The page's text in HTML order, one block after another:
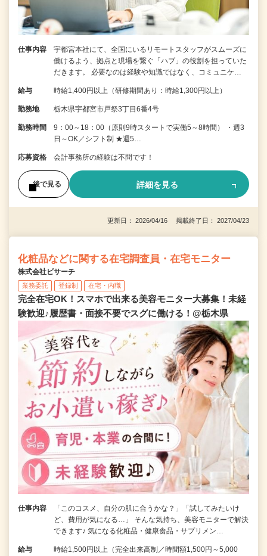
仕事内容
宇都宮本社にて、全国にいるリモートスタッフがスムーズに
働けるよう、拠点と現場を繋ぐ「ハブ」の役割を担っていた
だきます。 必要なのは経験や知識ではなく、コミュニケ…
給与 時給1,400円以上（研修期間あり：時給1,300円以上）
勤務地 栃木県宇都宮市戸祭3丁目6番4号
勤務時間
9：00～18：00（原則9時スタートで実働5～8時間） ・週3
日～OK／シフト制 ★週5…
応募資格 会計事務所の経験は不問です！
後で見る 詳細を見る
更新日： 2026/04/16 掲載終了日： 2027/04/23
化粧品などに関する在宅調査員・在宅モニター
株式会社ビサーチ
業務委託 登録制 在宅・内職
完全在宅OK！スマホで出来る美容モニター大募集！未経
験歓迎♪履歴書・面接不要でスグに働ける！@栃木県
仕事内容
「このコスメ、自分の肌に合うかな？」「試してみたいけ
ど、費用が気になる…」 そんな気持ち、美容モニターで解決
できます♪ 気になる化粧品・健康食品・サプリメン…
給与
時給1,500円以上（完全出来高制／時間額1,500円～5,000